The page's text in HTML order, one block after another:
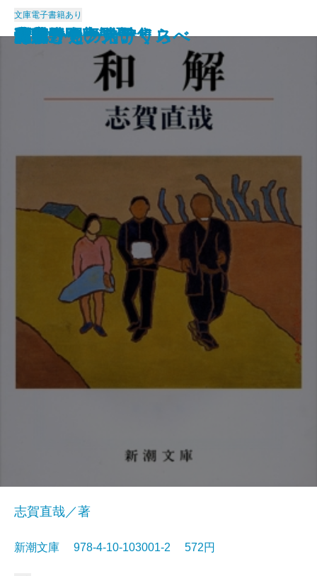
猟銃・闘牛
ヴェルレーヌ詩集
草枕
斜陽
高村光太郎詩集
歌行燈・高野聖
土
真実一路
老妓抄
坊っちゃん
文庫電子書籍あり
和解
志賀直哉／著
新潮文庫 978-4-10-103001-2 572円
ヰタ・セクスアリス
出家とその弟子
にごりえ・たけくらべ
武蔵野
白痴
青年
雁
それから
門